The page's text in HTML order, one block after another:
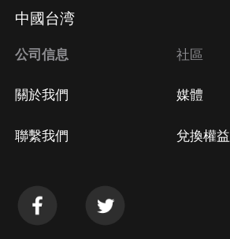
中國台湾
公司信息
關於我們
聯繫我們
社區
媒體
兌換權益